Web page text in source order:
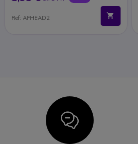
Ref: AFHEAD2
Icon